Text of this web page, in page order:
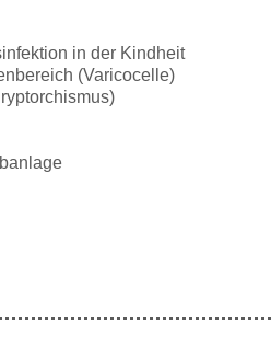
in der Kindheit
(Varicocelle)